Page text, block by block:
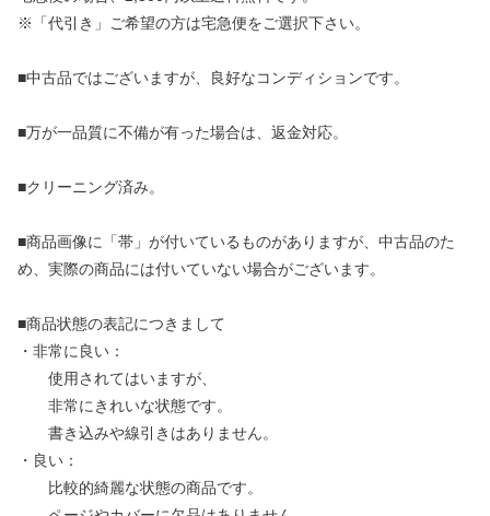
※「代引き」ご希望の方は宅急便をご選択下さい。
■中古品ではございますが、良好なコンディションです。
■万が一品質に不備が有った場合は、返金対応。
■クリーニング済み。
■商品画像に「帯」が付いているものがありますが、中古品のた
め、実際の商品には付いていない場合がございます。
■商品状態の表記につきまして
・非常に良い：
使用されてはいますが、
非常にきれいな状態です。
書き込みや線引きはありません。
・良い：
比較的綺麗な状態の商品です。